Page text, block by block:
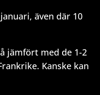
även där 10
jämfört med de 1-2
Kanske kan